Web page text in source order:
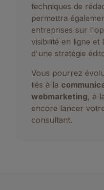
techniques de
permettra
entreprises sur
visibilité en ligne et
d'une stratégie
Vous pourrez
liés à la
webmarketing, à
encore lancer
consultant.